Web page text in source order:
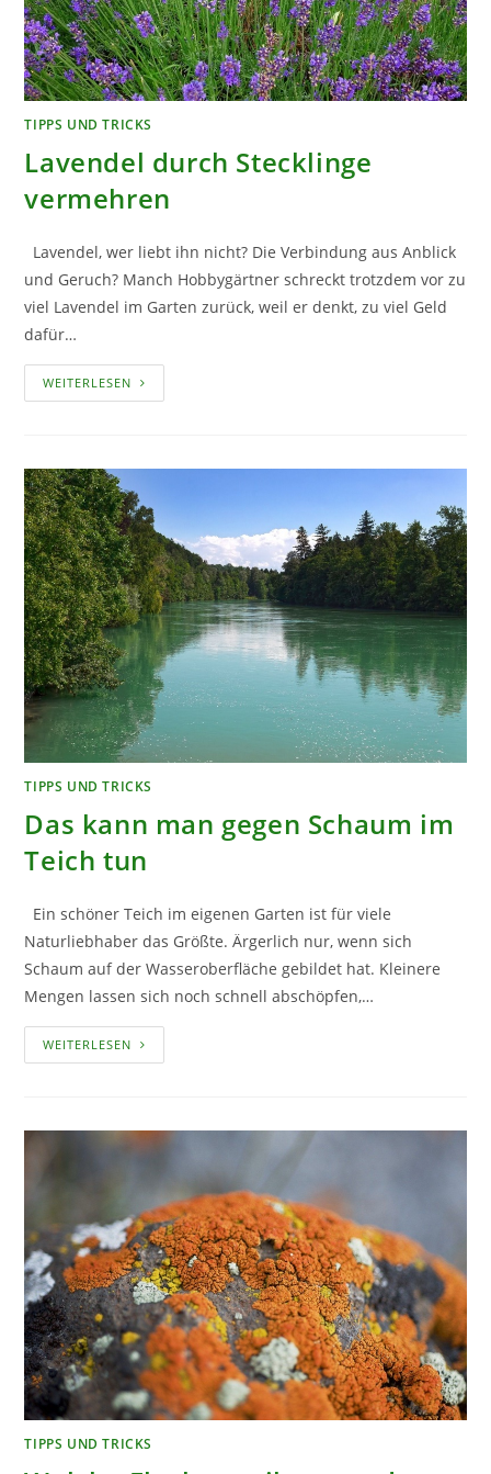
TIPPS UND TRICKS
Lavendel durch Stecklinge
vermehren
Lavendel, wer liebt ihn nicht? Die Verbindung aus Anblick
und Geruch? Manch Hobbygärtner schreckt trotzdem vor zu
viel Lavendel im Garten zurück, weil er denkt, zu viel Geld
dafür…
WEITERLESEN LAVENDEL
DURCH
TIPPS UND TRICKS
Das kann man gegen Schaum im
Teich tun
Ein schöner Teich im eigenen Garten ist für viele
Naturliebhaber das Größte. Ärgerlich nur, wenn sich
Schaum auf der Wasseroberfläche gebildet hat. Kleinere
Mengen lassen sich noch schnell abschöpfen,…
WEITERLESEN DAS
KANN
TEICH
TUN
TIPPS UND TRICKS